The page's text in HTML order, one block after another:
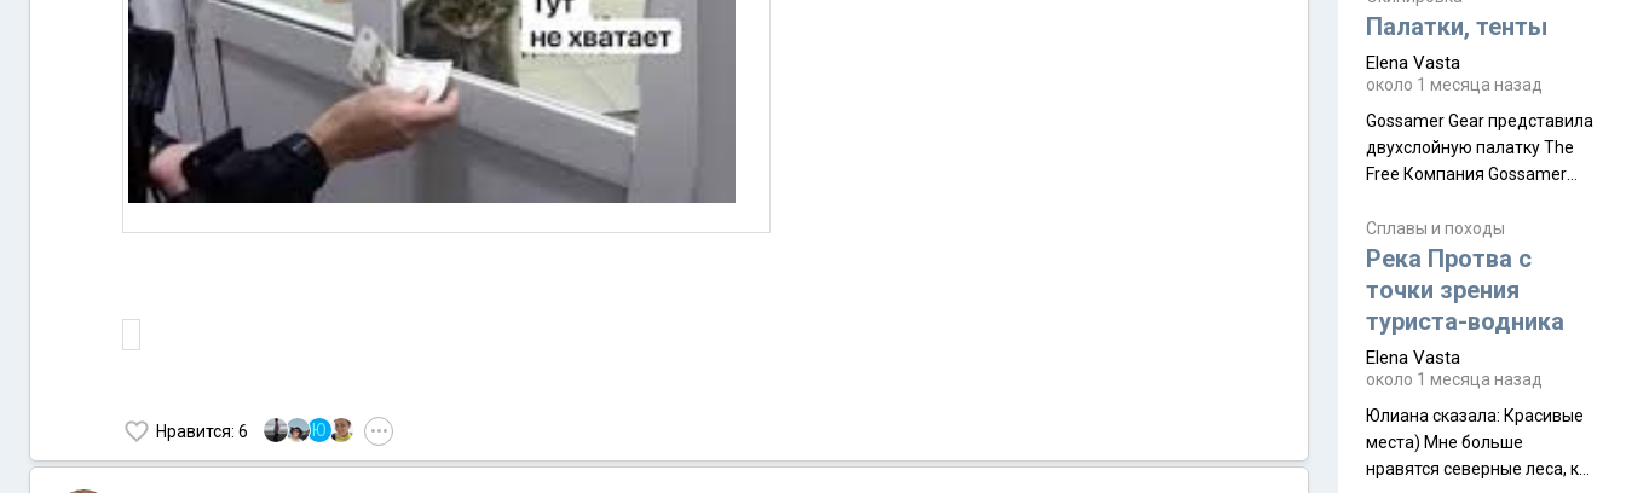
Нравится: 6 Ю •••
Палатки, тенты
Elena Vasta
около 1 месяца назад
Gossamer Gear представила
двухслойную палатку The
Free Компания Gossamer
туристическую палатку The
Free, которая стала первой
ультралегкой моделью в
ассортименте
производителя. Новинка
получила двухслойную
конструкцию с отдельным
внешним тентом и сетчатой
внутренней палаткой, а ее
Сплавы и походы
Река Протва с
точки зрения
туриста-водника
Elena Vasta
около 1 месяца назад
Юлиана сказалa: Красивые
места) Мне больше
нравятся северные леса, как